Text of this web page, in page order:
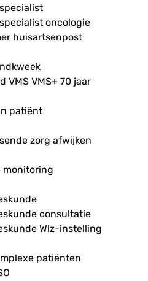
oncologie
huisartsenpost
VMS VMS+ 70 jaar
patiënt
zorg afwijken
monitoring
consultatie
Wlz-instelling
patiënten